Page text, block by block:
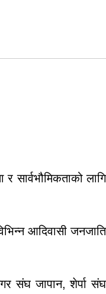
सार्वभौमिकताको लागि
आदिवासी जनजाति
संघ जापान, शेर्पा संघ